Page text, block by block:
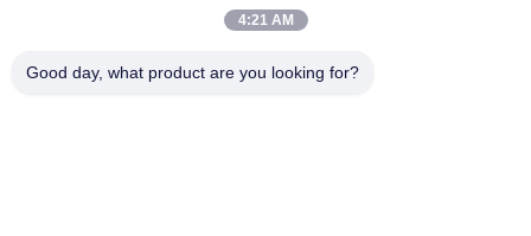
Pignon biseauté
vitesse de périmètre
Bâtis et pièces
4:21 AM
Good day, what product are you looking for?